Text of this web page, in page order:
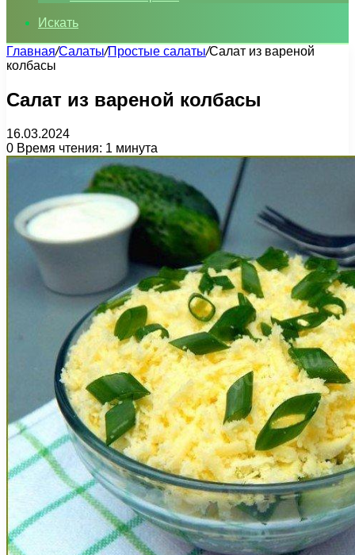
Искать
Главная/Салаты/Простые салаты/Салат из вареной
колбасы
Салат из вареной колбасы
16.03.2024
0 Время чтения: 1 минута